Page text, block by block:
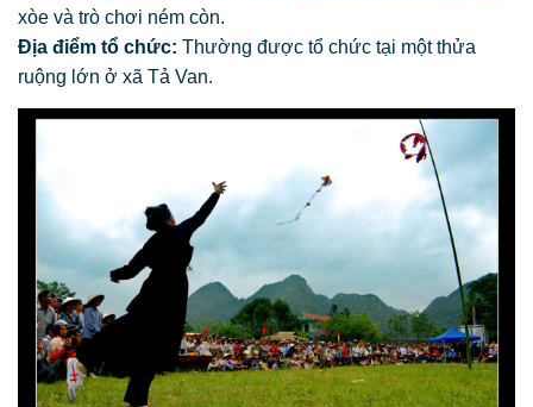
xòe và trò chơi ném còn.
Địa điểm tổ chức: Thường được tổ chức tại một thửa
ruộng lớn ở xã Tả Van.